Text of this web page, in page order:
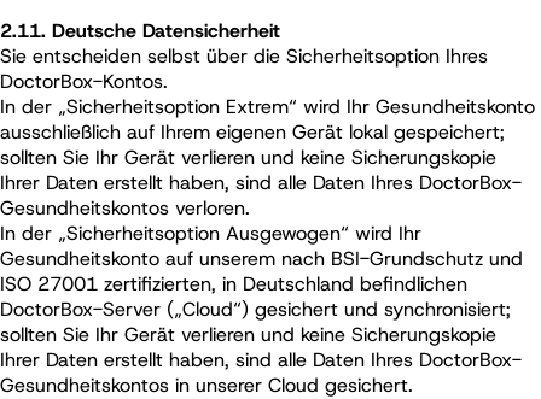
2.11. Deutsche Datensicherheit
Sie entscheiden selbst über die Sicherheitsoption Ihres
DoctorBox-Kontos.
In der „Sicherheitsoption Extrem“ wird Ihr Gesundheitskonto
ausschließlich auf Ihrem eigenen Gerät lokal gespeichert;
sollten Sie Ihr Gerät verlieren und keine Sicherungskopie
Ihrer Daten erstellt haben, sind alle Daten Ihres DoctorBox-
Gesundheitskontos verloren.
In der „Sicherheitsoption Ausgewogen“ wird Ihr
Gesundheitskonto auf unserem nach BSI-Grundschutz und
ISO 27001 zertifizierten, in Deutschland befindlichen
DoctorBox-Server („Cloud“) gesichert und synchronisiert;
sollten Sie Ihr Gerät verlieren und keine Sicherungskopie
Ihrer Daten erstellt haben, sind alle Daten Ihres DoctorBox-
Gesundheitskontos in unserer Cloud gesichert.